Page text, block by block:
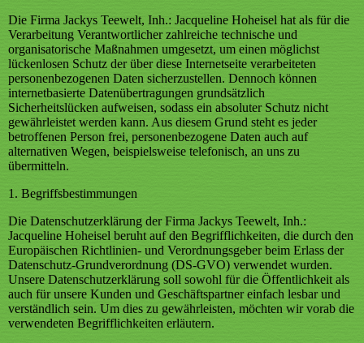
Die Firma Jackys Teewelt, Inh.: Jacqueline Hoheisel hat als für die
Verarbeitung Verantwortlicher zahlreiche technische und
organisatorische Maßnahmen umgesetzt, um einen möglichst
lückenlosen Schutz der über diese Internetseite verarbeiteten
personenbezogenen Daten sicherzustellen. Dennoch können
internetbasierte Datenübertragungen grundsätzlich
Sicherheitslücken aufweisen, sodass ein absoluter Schutz nicht
gewährleistet werden kann. Aus diesem Grund steht es jeder
betroffenen Person frei, personenbezogene Daten auch auf
alternativen Wegen, beispielsweise telefonisch, an uns zu
übermitteln.
1. Begriffsbestimmungen
Die Datenschutzerklärung der Firma Jackys Teewelt, Inh.:
Jacqueline Hoheisel beruht auf den Begrifflichkeiten, die durch den
Europäischen Richtlinien- und Verordnungsgeber beim Erlass der
Datenschutz-Grundverordnung (DS-GVO) verwendet wurden.
Unsere Datenschutzerklärung soll sowohl für die Öffentlichkeit als
auch für unsere Kunden und Geschäftspartner einfach lesbar und
verständlich sein. Um dies zu gewährleisten, möchten wir vorab die
verwendeten Begrifflichkeiten erläutern.